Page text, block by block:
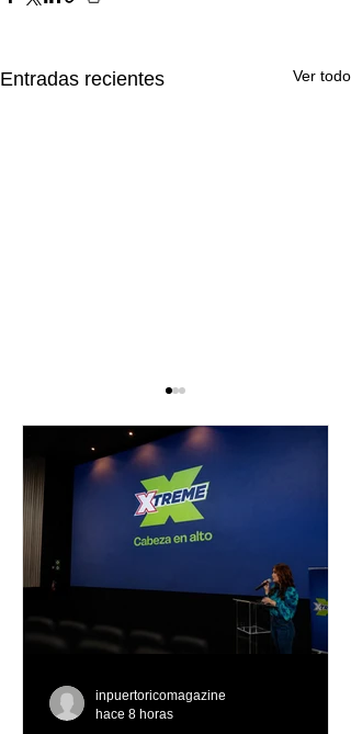
Entradas recientes Ver todo
SNEAKER DISEÑADO
100% EN PUERTO RICO
inpuertoricomagazine
hace 8 horas